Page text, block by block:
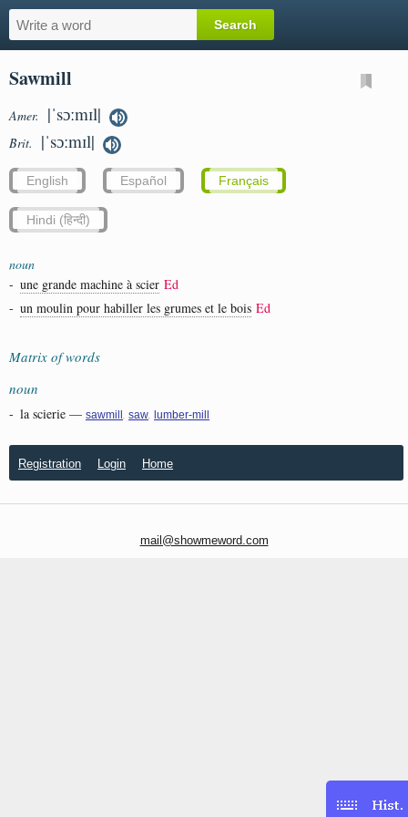
Sawmill
Amer. |ˈsɔːmɪl|
Brit. |ˈsɔːmɪl|
English Español Français
Hindi (हिन्दी)
noun
- une grande machine à scier Ed
- un moulin pour habiller les grumes et le bois Ed
Matrix of words
noun
- la scierie — sawmill saw lumber-mill
Registration Login Home
mail@showmeword.com